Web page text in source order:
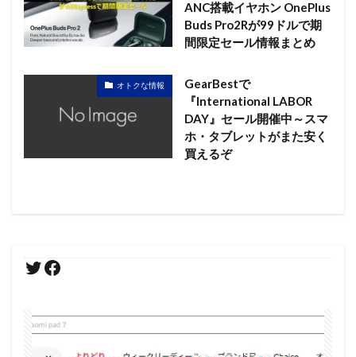
ANC搭載イヤホン OnePlus
Buds Pro2Rが99ドルで期
間限定セール情報まとめ
オトクな情報
GearBestで
『International LABOR
DAY』セール開催中～スマ
ホ・タブレットがまた安く
買えるぞ